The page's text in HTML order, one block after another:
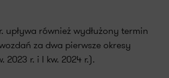
upływa również wydłużony termin
za dwa pierwsze okresy
2023 r. i I kw. 2024 r.).